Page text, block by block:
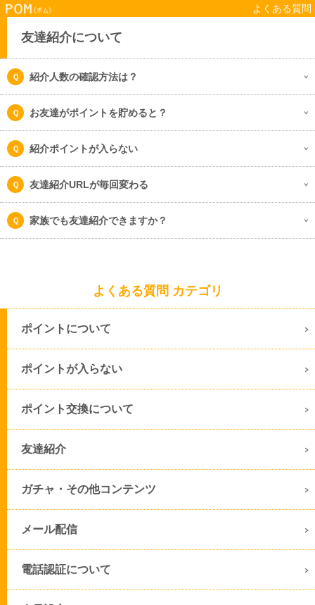
よくある質問
友達紹介について
紹介人数の確認方法は？
お友達がポイントを貯めると？
紹介ポイントが入らない
友達紹介URLが毎回変わる
家族でも友達紹介できますか？
よくある質問 カテゴリ
ポイントについて
ポイントが入らない
ポイント交換について
友達紹介
ガチャ・その他コンテンツ
メール配信
電話認証について